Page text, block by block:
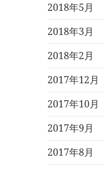
2018年5月
2018年3月
2018年2月
2017年12月
2017年10月
2017年9月
2017年8月